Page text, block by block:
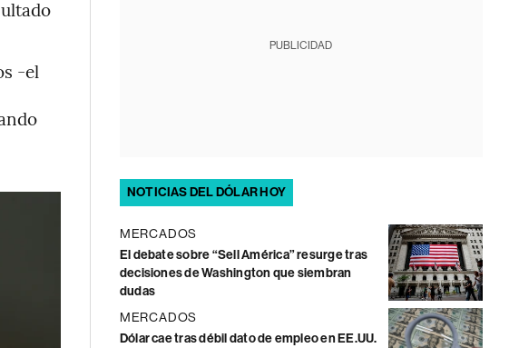
-el
PUBLICIDAD
NOTICIAS DEL DÓLAR HOY
MERCADOS
El debate sobre “Sell América” resurge tras
decisiones de Washington que siembran
dudas
MERCADOS
Dólar cae tras débil dato de empleo en EE.UU.